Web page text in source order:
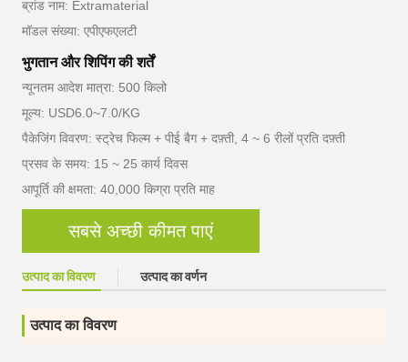
ब्रांड नाम: Extramaterial
मॉडल संख्या: एपीएफएलटी
भुगतान और शिपिंग की शर्तें
न्यूनतम आदेश मात्रा: 500 किलो
मूल्य: USD6.0~7.0/KG
पैकेजिंग विवरण: स्ट्रेच फिल्म + पीई बैग + दफ़्ती, 4 ~ 6 रीलों प्रति दफ़्ती
प्रसव के समय: 15 ~ 25 कार्य दिवस
आपूर्ति की क्षमता: 40,000 किग्रा प्रति माह
सबसे अच्छी कीमत पाएं
उत्पाद का विवरण उत्पाद का वर्णन
उत्पाद का विवरण